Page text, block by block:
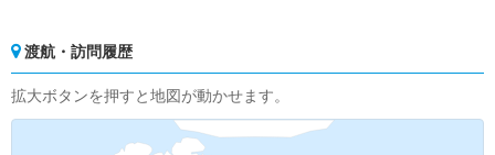
渡航・訪問履歴
拡大ボタンを押すと地図が動かせます。